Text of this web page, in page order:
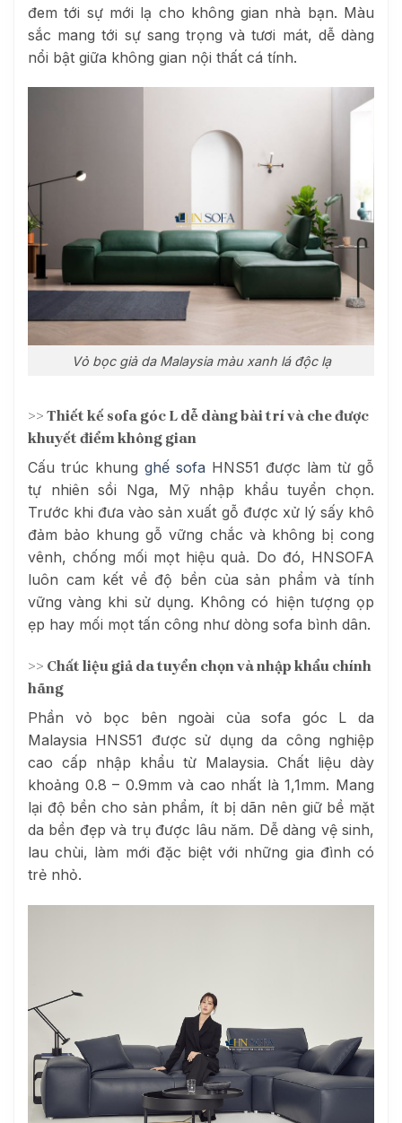
đem tới sự mới lạ cho không gian nhà bạn. Màu
sắc mang tới sự sang trọng và tươi mát, dễ dàng
nổi bật giữa không gian nội thất cá tính.
Vỏ bọc giả da Malaysia màu xanh lá độc lạ
>> Thiết kế sofa góc L dễ dàng bài trí và che được
khuyết điểm không gian
Cấu trúc khung ghế sofa HNS51 được làm từ gỗ
tự nhiên sồi Nga, Mỹ nhập khẩu tuyển chọn.
Trước khi đưa vào sản xuất gỗ được xử lý sấy khô
đảm bảo khung gỗ vững chắc và không bị cong
vênh, chống mối mọt hiệu quả. Do đó, HNSOFA
luôn cam kết về độ bền của sản phẩm và tính
vững vàng khi sử dụng. Không có hiện tượng ọp
ẹp hay mối mọt tấn công như dòng sofa bình dân.
>> Chất liệu giả da tuyển chọn và nhập khẩu chính
hãng
Phần vỏ bọc bên ngoài của sofa góc L da
Malaysia HNS51 được sử dụng da công nghiệp
cao cấp nhập khẩu từ Malaysia. Chất liệu dày
khoảng 0.8 – 0.9mm và cao nhất là 1,1mm. Mang
lại độ bền cho sản phẩm, ít bị dãn nên giữ bề mặt
da bền đẹp và trụ được lâu năm. Dễ dàng vệ sinh,
lau chùi, làm mới đặc biệt với những gia đình có
trẻ nhỏ.